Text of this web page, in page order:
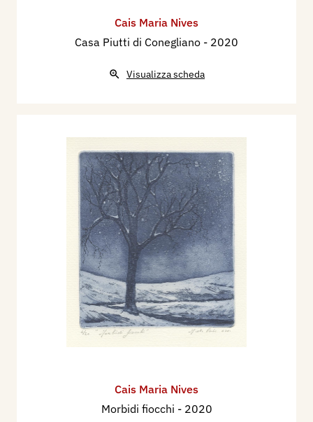
Cais Maria Nives
Casa Piutti di Conegliano - 2020
Visualizza scheda
Cais Maria Nives
Morbidi fiocchi - 2020